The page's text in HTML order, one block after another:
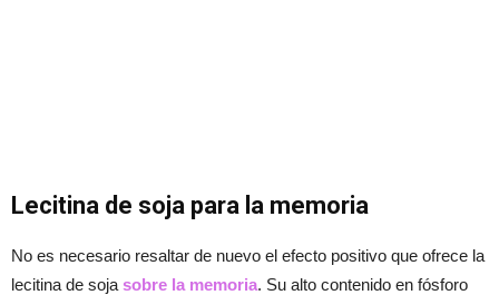
Lecitina de soja para la memoria
No es necesario resaltar de nuevo el efecto positivo que ofrece la
lecitina de soja sobre la memoria. Su alto contenido en fósforo